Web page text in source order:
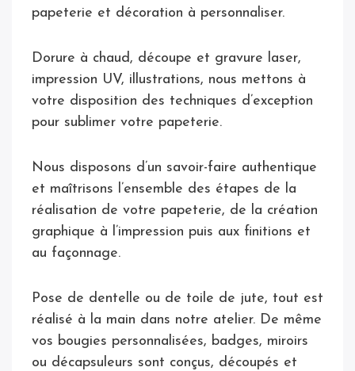
papeterie et décoration à personnaliser.
Dorure à chaud, découpe et gravure laser,
impression UV, illustrations, nous mettons à
votre disposition des techniques d’exception
pour sublimer votre papeterie.
Nous disposons d’un savoir-faire authentique
et maîtrisons l’ensemble des étapes de la
réalisation de votre papeterie, de la création
graphique à l’impression puis aux finitions et
au façonnage.
Pose de dentelle ou de toile de jute, tout est
réalisé à la main dans notre atelier. De même
vos bougies personnalisées, badges, miroirs
ou décapsuleurs sont conçus, découpés et